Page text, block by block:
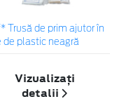
Trusă de prim ajutor în
de plastic neagră
Vizualizați
detalii